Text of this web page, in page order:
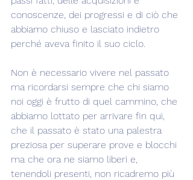
conoscenze, dei progressi e di ciò che
abbiamo chiuso e lasciato indietro
perché aveva finito il suo ciclo.
Non è necessario vivere nel passato
ma ricordarsi sempre che chi siamo
noi oggi è frutto di quel cammino, che
abbiamo lottato per arrivare fin qui,
che il passato è stato una palestra
preziosa per superare prove e blocchi
ma che ora ne siamo liberi e,
tenendoli presenti, non ricadremo più